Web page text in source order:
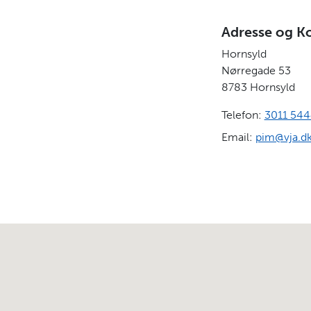
Adresse og
Hornsyld
Nørregade 53
8783 Hornsyld
Telefon: 3011
Email: